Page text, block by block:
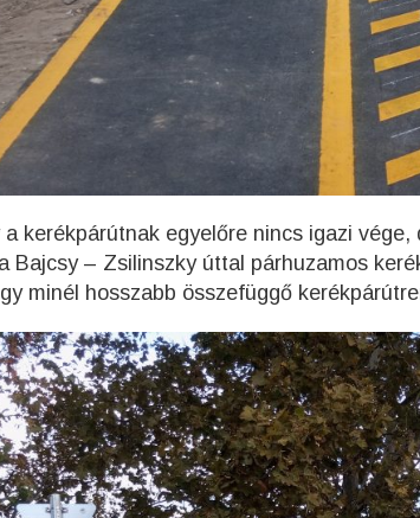
kerékpárútnak egyelőre nincs igazi
Bajcsy – Zsilinszky úttal párhuzamos
minél hosszabb összefüggő